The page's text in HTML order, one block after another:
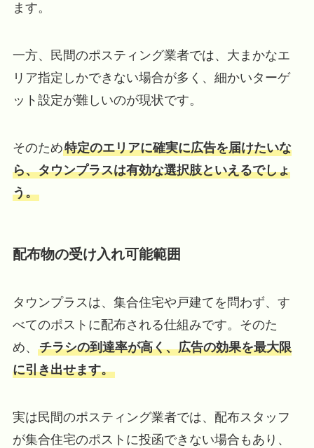
ます。
一方、民間のポスティング業者では、大まかなエ
リア指定しかできない場合が多く、細かいターゲ
ット設定が難しいのが現状です。
そのため特定のエリアに確実に広告を届けたいな
ら、タウンプラスは有効な選択肢といえるでしょ
う。
配布物の受け入れ可能範囲
タウンプラスは、集合住宅や戸建てを問わず、す
べてのポストに配布される仕組みです。そのた
め、 チラシの到達率が高く、広告の効果を最大限
に引き出せます。
実は民間のポスティング業者では、配布スタッフ
が集合住宅のポストに投函できない場合もあり、